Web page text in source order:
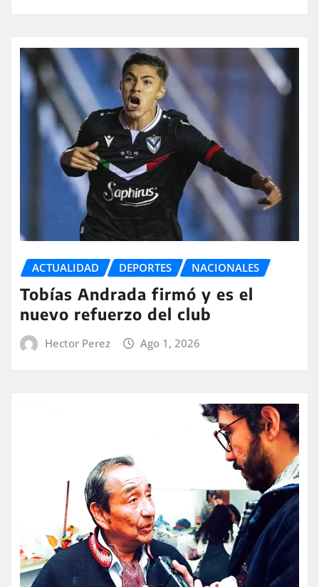
ACTUALIDAD DEPORTES NACIONALES
Tobías Andrada firmó y es el
nuevo refuerzo del club
Hector Perez Ago 1, 2026